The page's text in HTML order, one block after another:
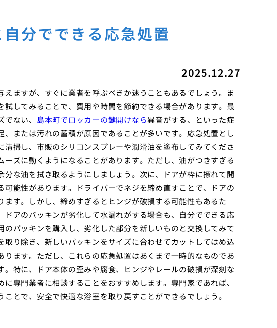
分でできる応急処置
2025.12.27
ますが、すぐに業者を呼ぶべきか迷うこともあるでしょう。ま
してみることで、費用や時間を節約できる場合があります。最
ない、 島本町でロッカーの鍵開けなら異音がする、といった症
または汚れの蓄積が原因であることが多いです。応急処置とし
掃し、市販のシリコンスプレーや潤滑油を塗布してみてくださ
ズに動くようになることがあります。ただし、油がつきすぎる
な油を拭き取るようにしましょう。次に、ドアが枠に擦れて開
能性があります。ドライバーでネジを締め直すことで、ドアの
す。しかし、締めすぎるとヒンジが破損する可能性もあるた
アのパッキンが劣化して水漏れがする場合も、自分でできる応
パッキンを購入し、劣化した部分を新しいものと交換してみて
り除き、新しいパッキンをサイズに合わせてカットしてはめ込
ます。ただし、これらの応急処置はあくまで一時的なものであ
特に、ドア本体の歪みや腐食、ヒンジやレールの破損が深刻な
専門業者に相談することをおすすめします。専門家であれば、
とで、安全で快適な浴室を取り戻すことができるでしょう。